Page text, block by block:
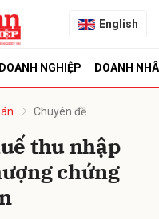
English
DOANH NGHIỆP DOANH
Chuyên đề
thu nhập
chứng